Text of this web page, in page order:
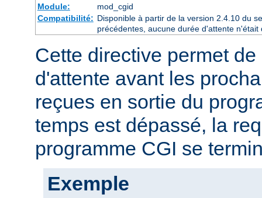
Module:
mod_cgid
Compatibilité: Disponible à partir de la version 2.4.10 du
précédentes, aucune durée d'attente n'était
Cette directive permet
d'attente avant les
reçues en sortie du
temps est dépassé, la
programme CGI se
Exemple